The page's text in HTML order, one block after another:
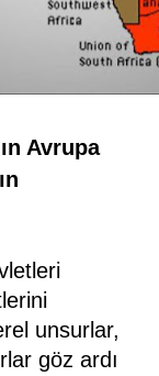
Avrupa
unsurlar,
göz ardı